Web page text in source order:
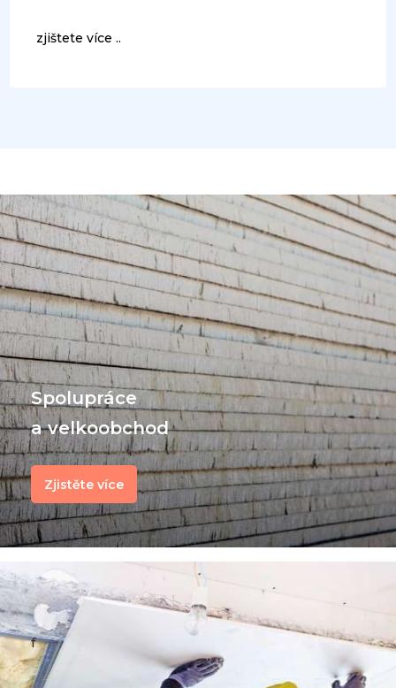
zjištete více ..
Spolupráce
a velkoobchod
Zjistěte více
f